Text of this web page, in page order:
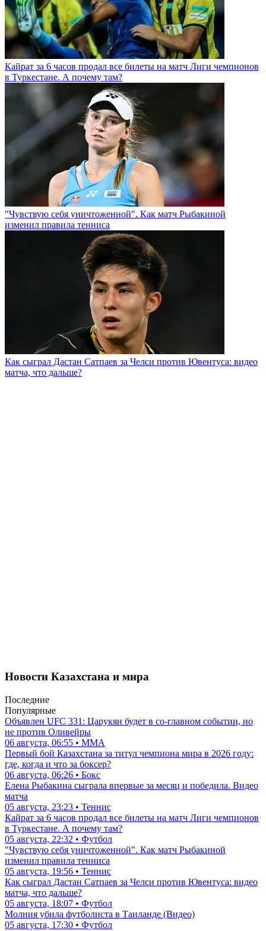
Кайрат за 6 часов продал все билеты на матч Лиги чемпионов
в Туркестане. А почему там?
"Чувствую себя уничтоженной". Как матч Рыбакиной
изменил правила тенниса
Как сыграл Дастан Сатпаев за Челси против Ювентуса: видео
матча, что дальше?
Новости Казахстана и мира
Последние
Популярные
Объявлен UFC 331: Царукян будет в со-главном событии, но
не против Оливейры
06 августа, 06:55 • ММА
Первый бой Казахстана за титул чемпиона мира в 2026 году:
где, когда и что за боксер?
06 августа, 06:26 • Бокс
Елена Рыбакина сыграла впервые за месяц и победила. Видео
матча
05 августа, 23:23 • Теннис
Кайрат за 6 часов продал все билеты на матч Лиги чемпионов
в Туркестане. А почему там?
05 августа, 22:32 • Футбол
"Чувствую себя уничтоженной". Как матч Рыбакиной
изменил правила тенниса
05 августа, 19:56 • Теннис
Как сыграл Дастан Сатпаев за Челси против Ювентуса: видео
матча, что дальше?
05 августа, 18:07 • Футбол
Молния убила футболиста в Таиланде (Видео)
05 августа, 17:30 • Футбол